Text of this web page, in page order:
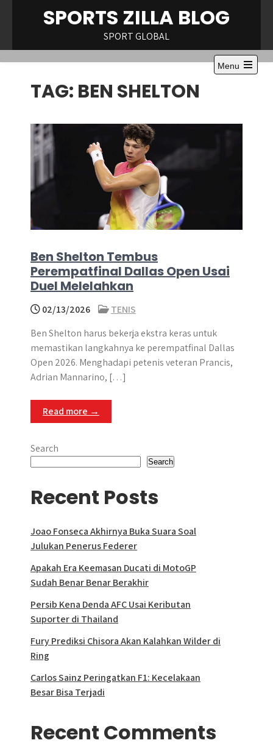
SPORTS ZILLA BLOG
SPORT GLOBAL
Menu
Open
TAG: BEN SHELTON
Ben Shelton Tembus
Perempatfinal Dallas Open Usai
Duel Melelahkan
02/13/2026
TENIS
Ben Shelton harus bekerja ekstra keras untuk
memastikan langkahnya ke perempatfinal Dallas
Open 2026. Menghadapi petenis veteran Prancis,
Adrian Mannarino, […]
Read more →
Search
Search
Recent Posts
Joao Fonseca Akhirnya Buka Suara Soal
Julukan Penerus Federer
Apakah Era Keemasan Ducati di MotoGP
Sudah Benar Benar Berakhir
Persib Kena Denda AFC Usai Keributan
Suporter di Thailand
Fury Prediksi Chisora Akan Kalahkan Wilder di
Ring
Carlos Sainz Peringatkan F1: Kecelakaan
Besar Bisa Terjadi
Recent Comments